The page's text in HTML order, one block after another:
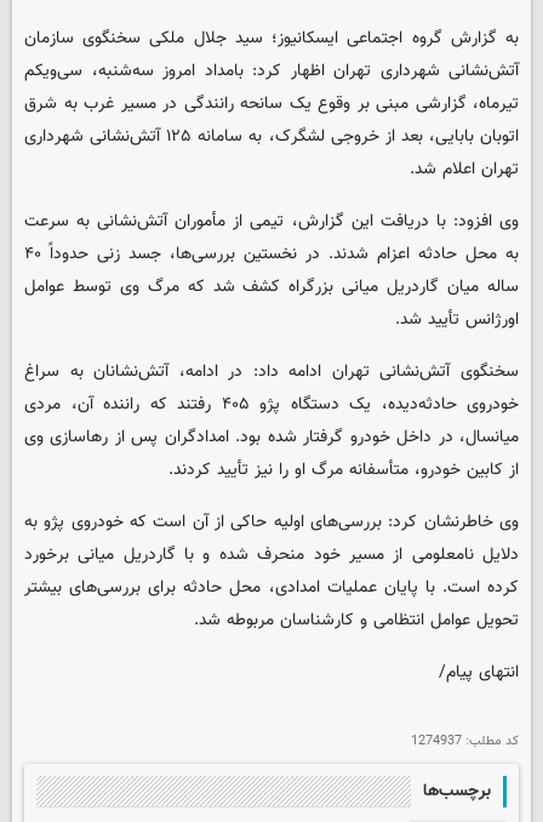
به گزارش گروه اجتماعی ایسکانیوز؛ سید جلال ملکی سخنگوی سازمان
آتش‌نشانی شهرداری تهران اظهار کرد: بامداد امروز سه‌شنبه، سی‌ویکم
تیرماه، گزارشی مبنی بر وقوع یک سانحه رانندگی در مسیر غرب به شرق
اتوبان بابایی، بعد از خروجی لشگرک، به سامانه ۱۲۵ آتش‌نشانی شهرداری
تهران اعلام شد.
وی افزود: با دریافت این گزارش، تیمی از مأموران آتش‌نشانی به سرعت
به محل حادثه اعزام شدند. در نخستین بررسی‌ها، جسد زنی حدوداً ۴۰
ساله میان گاردریل میانی بزرگراه کشف شد که مرگ وی توسط عوامل
اورژانس تأیید شد.
سخنگوی آتش‌نشانی تهران ادامه داد: در ادامه، آتش‌نشانان به سراغ
خودروی حادثه‌دیده، یک دستگاه پژو ۴۰۵ رفتند که راننده آن، مردی
میانسال، در داخل خودرو گرفتار شده بود. امدادگران پس از رهاسازی وی
از کابین خودرو، متأسفانه مرگ او را نیز تأیید کردند.
وی خاطرنشان کرد: بررسی‌های اولیه حاکی از آن است که خودروی پژو به
دلایل نامعلومی از مسیر خود منحرف شده و با گاردریل میانی برخورد
کرده است. با پایان عملیات امدادی، محل حادثه برای بررسی‌های بیشتر
تحویل عوامل انتظامی و کارشناسان مربوطه شد.
انتهای پیام/
کد مطلب: 1274937
برچسب‌ها